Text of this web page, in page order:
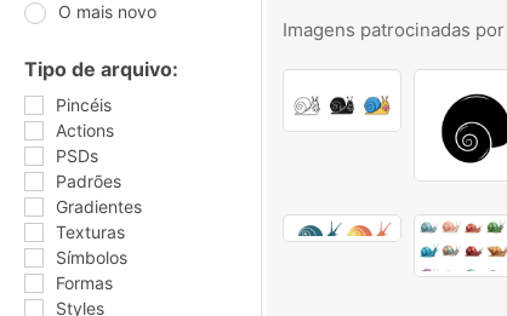
O mais novo
Tipo de arquivo:
Pincéis
Actions
PSDs
Padrões
Gradientes
Texturas
Símbolos
Formas
Styles
Imagens patrocinadas por